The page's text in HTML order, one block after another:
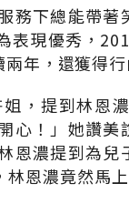
務下總能帶
表現優秀，
年，還獲得
，提到林恩
心！」她讚
恩濃提到為
恩濃竟然馬